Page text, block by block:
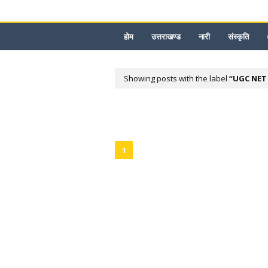
होम उत्तराखण्ड नारी संस्कृति
Showing posts with the label UGC
1